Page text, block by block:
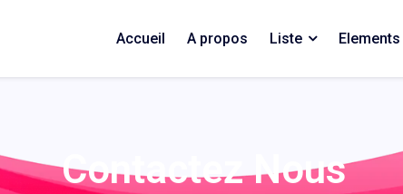
Accueil A propos Liste Elements
Contactez Nous